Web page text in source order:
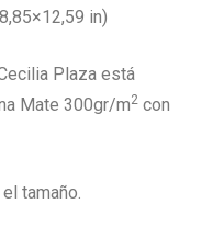
in)
Plaza está
Mate 300gr/m2 con
tamaño.